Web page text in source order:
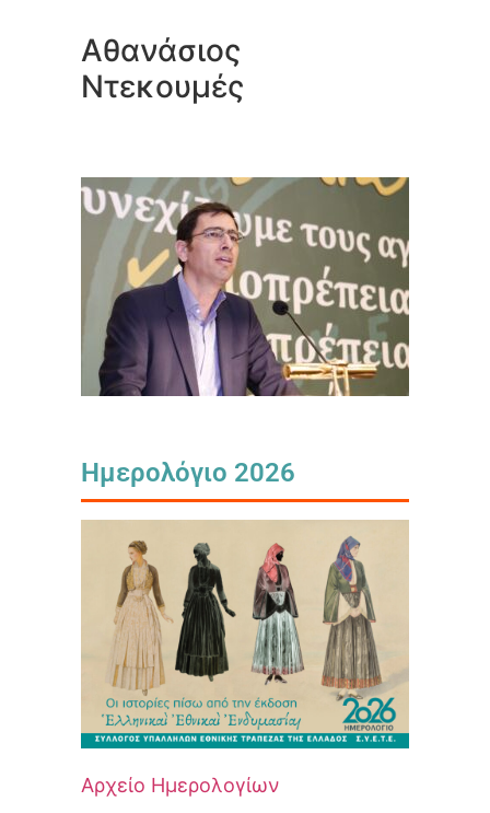
Αθανάσιος
Ντεκουμές
Ημερολόγιο 2026
Αρχείο Ημερολογίων